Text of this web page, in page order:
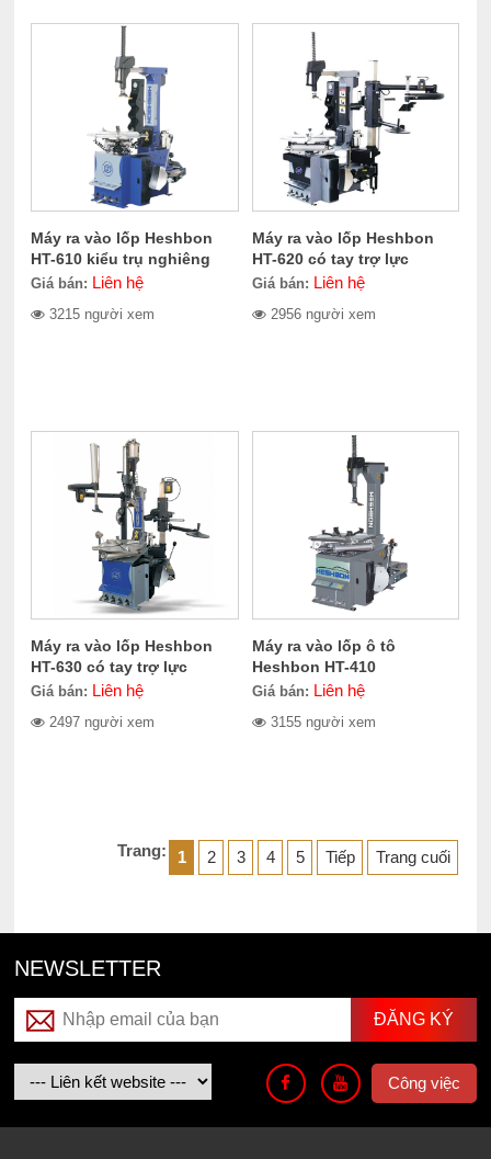
Máy ra vào lốp Heshbon
HT-610 kiểu trụ nghiêng
Giá bán: Liên hệ
3215 người xem
Máy ra vào lốp Heshbon
HT-620 có tay trợ lực
Giá bán: Liên hệ
2956 người xem
Máy ra vào lốp Heshbon
HT-630 có tay trợ lực
Giá bán: Liên hệ
2497 người xem
Máy ra vào lốp ô tô
Heshbon HT-410
Giá bán: Liên hệ
3155 người xem
Trang: 1 2 3 4 5 Tiếp Trang cuối
NEWSLETTER
Công việc